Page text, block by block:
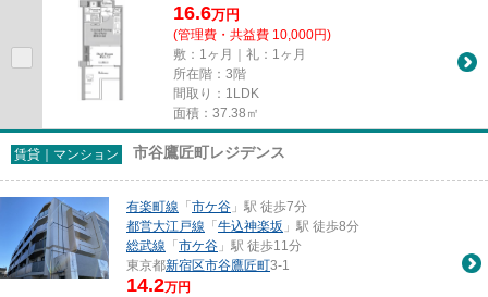
16.6万円
(管理費・共益費 10,000円)
敷：1ヶ月｜礼：1ヶ月
所在階：3階
間取り：1LDK
面積：37.38㎡
賃貸｜マンション 市谷鷹匠町レジデンス
有楽町線 「 市ケ谷 」駅 徒歩7分
都営大江戸線 「 牛込神楽坂 」駅 徒歩8分
総武線 「 市ケ谷 」駅 徒歩11分
東京都新宿区市谷鷹匠町3-1
14.2万円